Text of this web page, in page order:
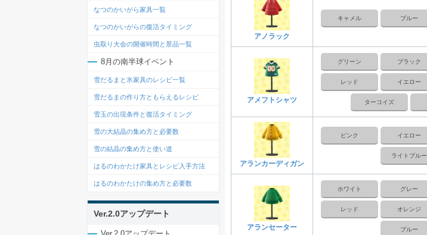
アノラック
キャメル ブルー
アメフトシャツ
グリーン ブラック
レッド イエロー
ターコイズ
アランカーディガン
ピンク イエロー
ライトブルー
アランセーター
ホワイト グレー
レッド オレンジ
ブルー
なつのかいがら家具一覧
なつのかいがらの復活タイミング
虫取り大会の開催時間と景品一覧
8月の南半球イベント
雪だるまと氷家具のレシピ一覧
雪だるまの作り方ともらえるレシピ
雪玉の出現条件と復活タイミング
雪の大結晶の集め方と必要数
雪の結晶の集め方と使い道
はるのわかたけ家具とレシピ入手方法
はるのわかたけの集め方と必要数
Ver.2.0アップデート